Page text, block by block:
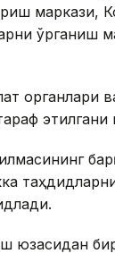
маркази,
ўрганиш
органлари
юзасидан